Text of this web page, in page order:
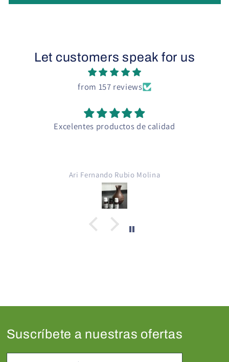
Let customers speak for us
from 157 reviews
Glicerina vegetal
cigarro electrónico, gracias Green Depot
Guatemala 💚
Pedro Armando De Leon Echeverria
Suscríbete a nuestras ofertas